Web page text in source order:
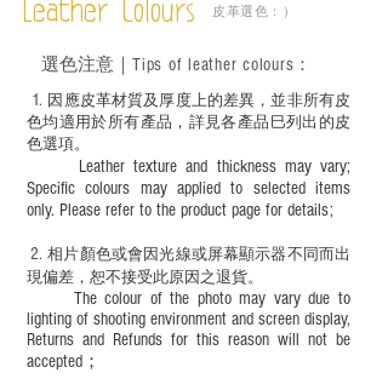
Leather Colours 皮革選色：）
1. ​ 因應皮革材質及厚度上的差異，並非所有皮
色均適用於所有產品，詳見各產品巳列出的皮
色選項。
Leather texture and thickness may vary;
Specific colours may applied to selected items
only. Please refer to the product page for details;
​2.相片顏色或會因光線或屏幕顯示器不同而出
現偏差，恕不接受此原因之退貨。
The colour of the photo may vary due to
lighting of shooting environment and screen display,
Returns and Refunds for this reason will not be
accepted；
選色注意｜ Tips of leather colours ：